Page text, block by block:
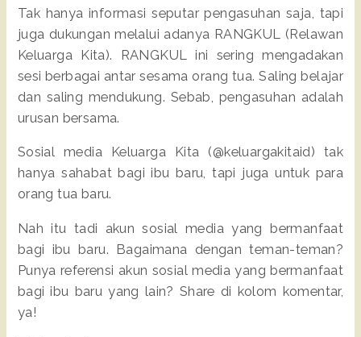
Tak hanya informasi seputar pengasuhan saja, tapi
juga dukungan melalui adanya RANGKUL (Relawan
Keluarga Kita). RANGKUL ini sering mengadakan
sesi berbagai antar sesama orang tua. Saling belajar
dan saling mendukung. Sebab, pengasuhan adalah
urusan bersama.
Sosial media Keluarga Kita (@keluargakitaid) tak
hanya sahabat bagi ibu baru, tapi juga untuk para
orang tua baru.
Nah itu tadi akun sosial media yang bermanfaat
bagi ibu baru. Bagaimana dengan teman-teman?
Punya referensi akun sosial media yang bermanfaat
bagi ibu baru yang lain? Share di kolom komentar,
ya!